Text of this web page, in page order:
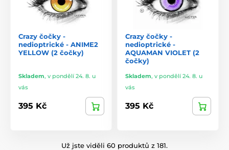
Crazy čočky -
nedioptrické - ANIME2
YELLOW (2 čočky)
Skladem, v pondělí 24. 8. u
vás
395 Kč
Crazy čočky -
nedioptrické -
AQUAMAN VIOLET (2
čočky)
Skladem, v pondělí 24. 8. u
vás
395 Kč
Už jste viděli 60 produktů z 181.